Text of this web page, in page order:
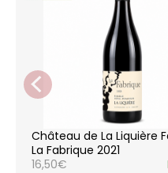
domaine. Les soins
pratiques
de la vigne,
soignées et
La gamme des vins
Liquière est adaptée
consommation, à
elle reflète
l’expression du terroir.
Château de La Liquière
La Fabrique 2021
16,50€